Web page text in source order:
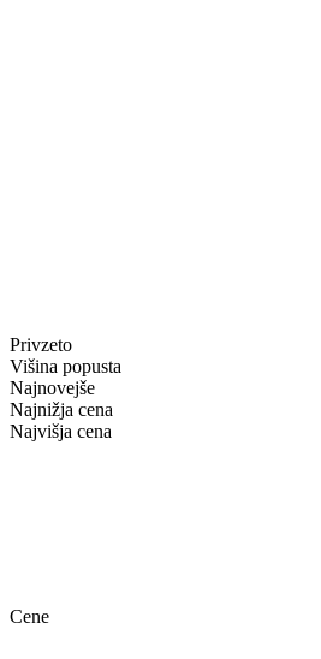
Privzeto
Višina popusta
Najnovejše
Najnižja cena
Najvišja cena
Cene